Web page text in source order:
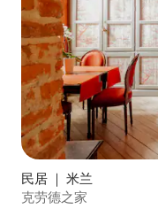
民居 ｜ 米兰
克劳德之家